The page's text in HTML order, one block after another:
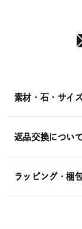
素材・石・サイ
返品交換について
ラッピング・梱